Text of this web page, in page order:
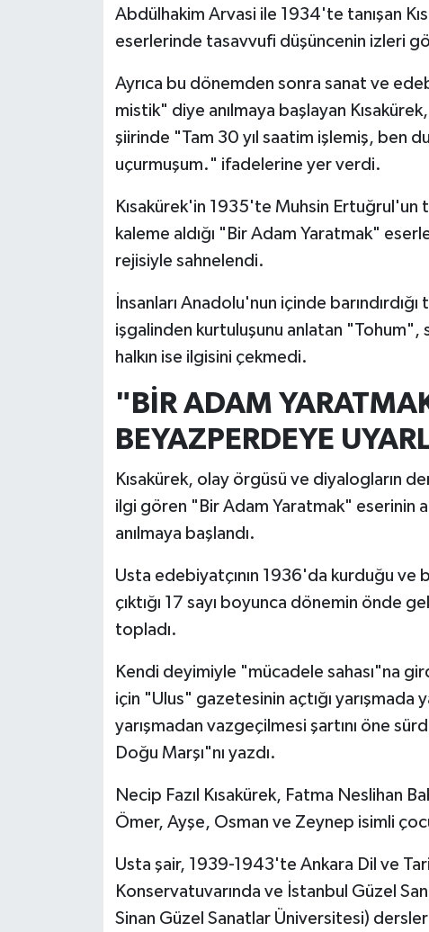
Abdülhakim Arvasi ile 1934'te tanışan
eserlerinde tasavvufi düşüncenin izleri
Ayrıca bu dönemden sonra sanat ve
mistik" diye anılmaya başlayan
şiirinde "Tam 30 yıl saatim işlemiş, ben
uçurmuşum." ifadelerine yer verdi.
Kısakürek'in 1935'te Muhsin Ertuğrul'un
kaleme aldığı "Bir Adam Yaratmak"
rejisiyle sahnelendi.
İnsanları Anadolu'nun içinde
işgalinden kurtuluşunu anlatan
halkın ise ilgisini çekmedi.
"BİR ADAM
BEYAZPERDEYE
Kısakürek, olay örgüsü ve diyalogların
ilgi gören "Bir Adam Yaratmak" eserinin
anılmaya başlandı.
Usta edebiyatçının 1936'da kurduğu ve
çıktığı 17 sayı boyunca dönemin önde
topladı.
Kendi deyimiyle "mücadele sahası"na
için "Ulus" gazetesinin açtığı yarışmada
yarışmadan vazgeçilmesi şartını öne
Doğu Marşı"nı yazdı.
Necip Fazıl Kısakürek, Fatma Neslihan
Ömer, Ayşe, Osman ve Zeynep isimli
Usta şair, 1939-1943'te Ankara Dil ve
Konservatuvarında ve İstanbul Güzel
Sinan Güzel Sanatlar Üniversitesi)